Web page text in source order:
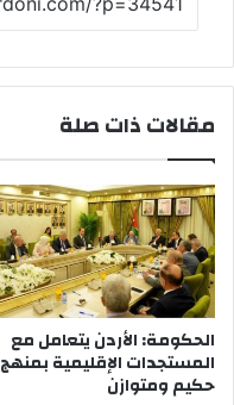
مقالات ذات صلة
الحكومة: الأردن يتعامل مع
المستجدات الإقليمية بمنهج
حكيم ومتوازن